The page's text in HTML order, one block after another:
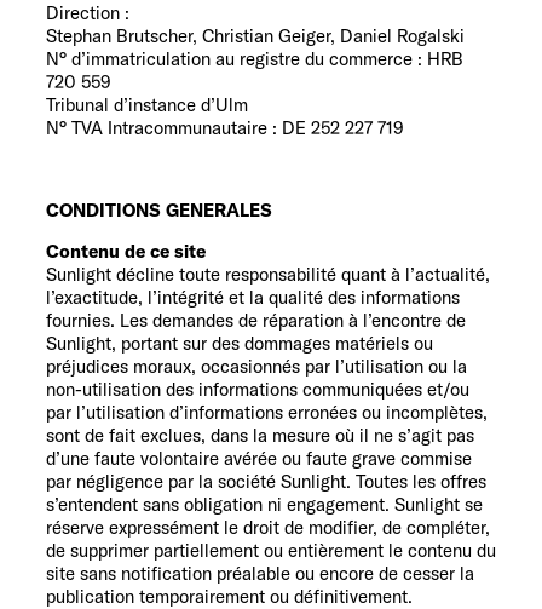
Direction :
Stephan Brutscher, Christian Geiger, Daniel Rogalski
N° d’immatriculation au registre du commerce : HRB
720 559
Tribunal d’instance d’Ulm
N° TVA Intracommunautaire : DE 252 227 719
CONDITIONS GENERALES
Contenu de ce site
Sunlight décline toute responsabilité quant à l’actualité,
l’exactitude, l’intégrité et la qualité des informations
fournies. Les demandes de réparation à l’encontre de
Sunlight, portant sur des dommages matériels ou
préjudices moraux, occasionnés par l’utilisation ou la
non-utilisation des informations communiquées et/ou
par l’utilisation d’informations erronées ou incomplètes,
sont de fait exclues, dans la mesure où il ne s’agit pas
d’une faute volontaire avérée ou faute grave commise
par négligence par la société Sunlight. Toutes les offres
s’entendent sans obligation ni engagement. Sunlight se
réserve expressément le droit de modifier, de compléter,
de supprimer partiellement ou entièrement le contenu du
site sans notification préalable ou encore de cesser la
publication temporairement ou définitivement.